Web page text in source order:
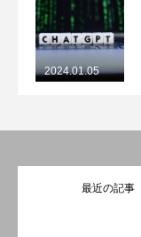
2024.01.05
最近の記事